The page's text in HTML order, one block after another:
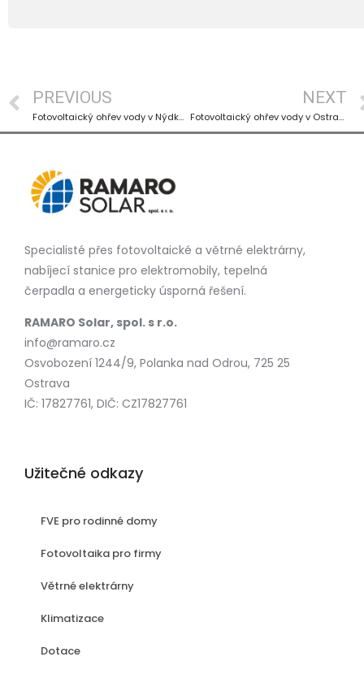
PREVIOUS
Fotovoltaický ohřev vody v Nýdku (KERBEROS)
NEXT
Fotovoltaický ohřev vody v Ostravě-Bartovicích
Specialisté přes fotovoltaické a větrné elektrárny,
nabíjecí stanice pro elektromobily, tepelná
čerpadla a energeticky úsporná řešení.
RAMARO Solar, spol. s r.o.
info@ramaro.cz
Osvobození 1244/9, Polanka nad Odrou, 725 25
Ostrava
IČ: 17827761, DIČ: CZ17827761
Užitečné odkazy
FVE pro rodinné domy
Fotovoltaika pro firmy
Větrné elektrárny
Klimatizace
Dotace